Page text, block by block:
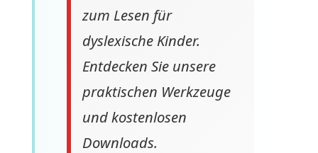
zum Lesen für
dyslexische Kinder.
Entdecken Sie unsere
praktischen Werkzeuge
und kostenlosen
Downloads.